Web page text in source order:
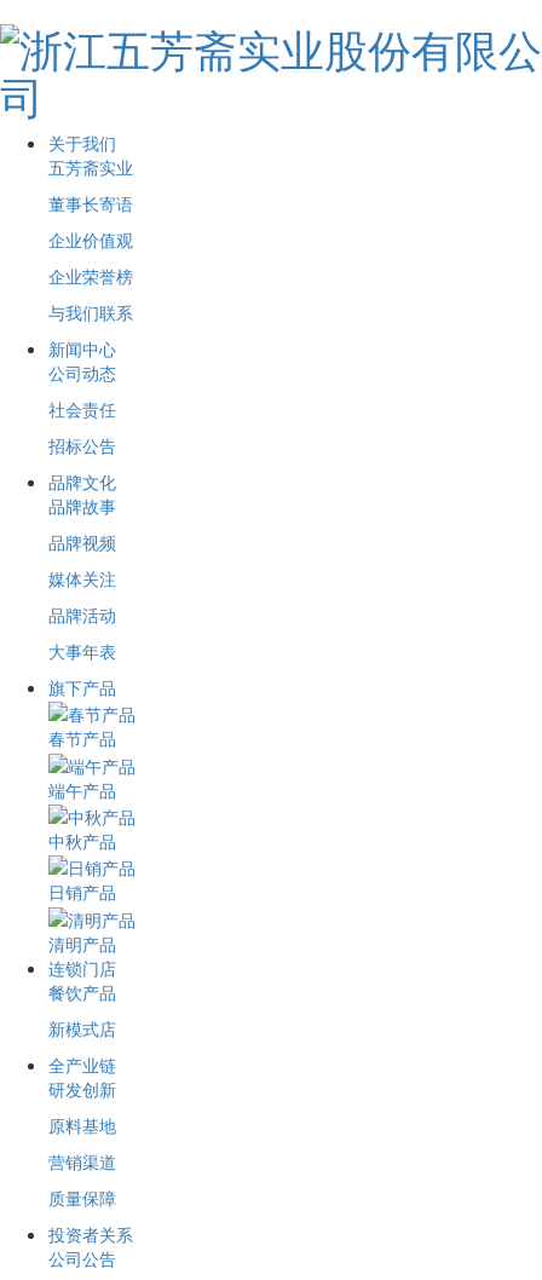
关于我们
五芳斋实业
董事长寄语
企业价值观
企业荣誉榜
与我们联系
新闻中心
公司动态
社会责任
招标公告
品牌文化
品牌故事
品牌视频
媒体关注
品牌活动
大事年表
旗下产品
春节产品
端午产品
中秋产品
日销产品
清明产品
连锁门店
餐饮产品
新模式店
全产业链
研发创新
原料基地
营销渠道
质量保障
投资者关系
公司公告